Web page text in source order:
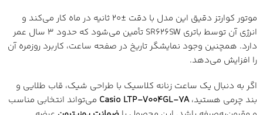
موتور کوارتز دقیق این مدل با دقت ±20 ثانیه در ماه کار می‌کند و
انرژی آن توسط باتری SR626SW تأمین می‌شود که حدود 3 سال عمر
دارد. همچنین وجود نمایشگر تاریخ در صفحه ساعت، کاربرد روزمره آن
را افزایش می‌دهد.
اگر به دنبال یک ساعت زنانه کلاسیک با طراحی شیک، قاب طلایی و
بند چرمی هستید،Casio LTP‑V004GL‑7A می‌تواند انتخابی مناسب